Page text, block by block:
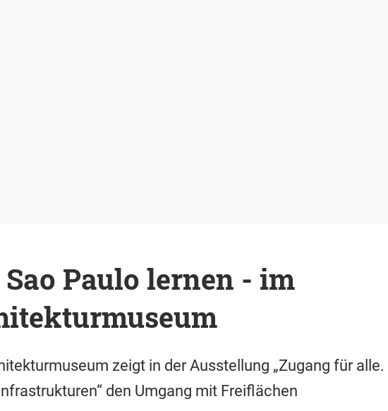
Paulo lernen - im
zeigt in der Ausstellung „Zugang für
den Umgang mit Freiflächen